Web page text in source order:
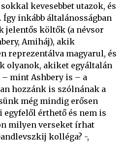
kevesebbet utazok, és
Így inkább általánosságban
jelentős költők (a névsor
Amiháj), akik
reprezentálva magyarul, és
olyanok, akiket egyáltalán
mint Ashbery is – a
hozzánk is szólnának a
még mindig erősen
érthető és nem is
milyen verseket írhat
kolléga? -,